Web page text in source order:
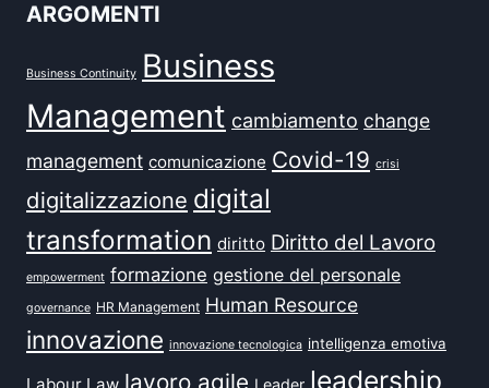
ARGOMENTI
Business Continuity Business
Management cambiamento change
management comunicazione Covid-19 crisi
digitalizzazione digital
transformation diritto Diritto del Lavoro
empowerment formazione gestione del personale
governance HR Management Human Resource
innovazione innovazione tecnologica intelligenza emotiva
lavoro agile Leader leadership